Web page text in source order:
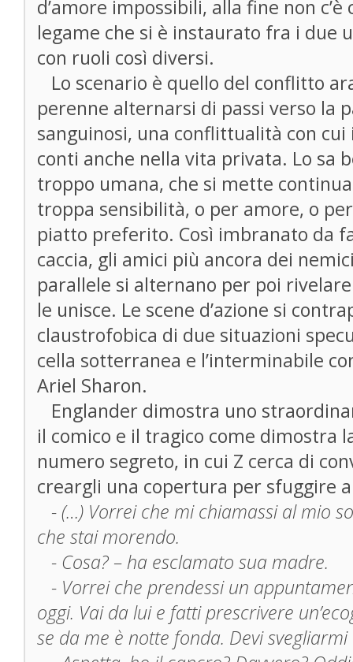
d’amore impossibili, alla fine non
legame che si è instaurato fra i due
con ruoli così diversi.
Lo scenario è quello del conflitto
perenne alternarsi di passi verso la
sanguinosi, una conflittualità con
conti anche nella vita privata. Lo sa
troppo umana, che si mette
troppa sensibilità, o per amore, o
piatto preferito. Così imbranato da
caccia, gli amici più ancora dei
parallele si alternano per poi
le unisce. Le scene d’azione si
claustrofobica di due situazioni
cella sotterranea e l’interminabile
Ariel Sharon.
Englander dimostra uno
il comico e il tragico come dimostra
numero segreto, in cui Z cerca di
creargli una copertura per sfuggire
- (…) Vorrei che mi chiamassi al mio
che stai morendo.
- Cosa? – ha esclamato sua madre.
- Vorrei che prendessi un
oggi. Vai da lui e fatti prescrivere
se da me è notte fonda. Devi